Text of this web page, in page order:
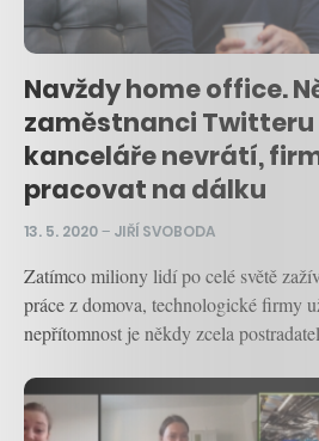
Navždy home office.
zaměstnanci Twitteru
kanceláře nevrátí,
pracovat na dálku
13. 5. 2020– JIŘÍ SVOBODA
Zatímco miliony lidí po celé světě
práce z domova, technologické firmy
nepřítomnost je někdy zcela